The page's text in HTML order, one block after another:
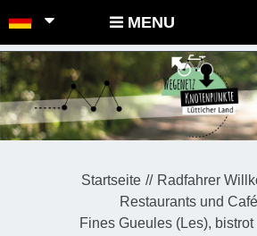
POINTS-NOEUDS MENU
Startseite
Radfahrer
Restaurants und
Fines Gueules (Les), bistrot